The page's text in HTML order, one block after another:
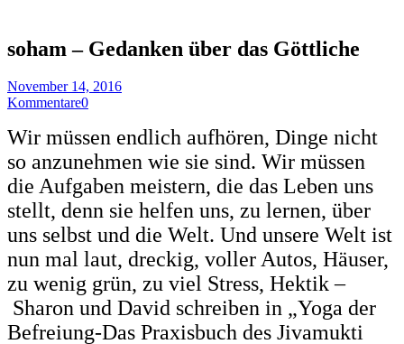
soham – Gedanken über das Göttliche
November 14, 2016
Kommentare0
Wir müssen endlich aufhören, Dinge nicht
so anzunehmen wie sie sind. Wir müssen
die Aufgaben meistern, die das Leben uns
stellt, denn sie helfen uns, zu lernen, über
uns selbst und die Welt. Und unsere Welt ist
nun mal laut, dreckig, voller Autos, Häuser,
zu wenig grün, zu viel Stress, Hektik –
Sharon und David schreiben in „Yoga der
Befreiung-Das Praxisbuch des Jivamukti